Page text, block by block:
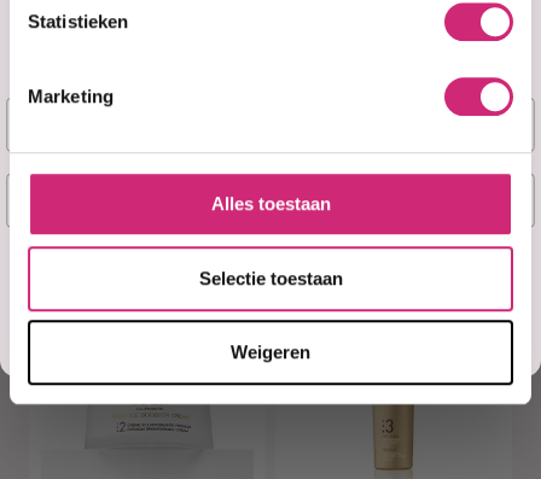
Statistieken
Marketing
Alles toestaan
Selectie toestaan
Weigeren
Niet op voorraad
CLARIFYING
WHITE (400ml)
€16,90
€13,99
Naam
E-mail
Ja, stuur mij mijn 5% korting!
Misschien later